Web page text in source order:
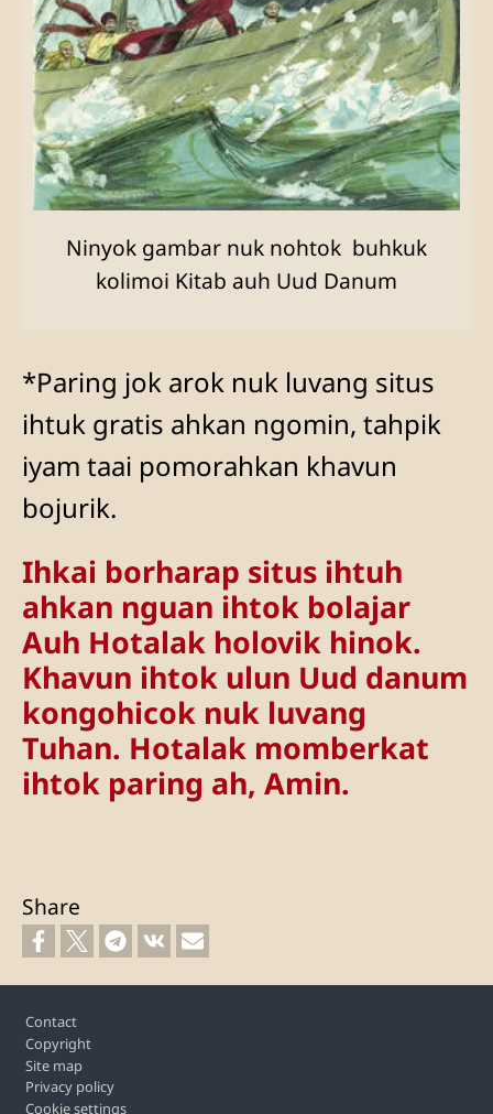
Ninyok gambar nuk nohtok buhkuk
kolimoi Kitab auh Uud Danum
*Paring jok arok nuk luvang situs
ihtuk gratis ahkan ngomin, tahpik
iyam taai pomorahkan khavun
bojurik.
Ihkai borharap situs ihtuh
ahkan nguan ihtok bolajar
Auh Hotalak holovik hinok.
Khavun ihtok ulun Uud danum
kongohicok nuk luvang
Tuhan. Hotalak momberkat
ihtok paring ah, Amin.
Share
Footer
Contact
Copyright
Site map
Privacy policy
Cookie settings